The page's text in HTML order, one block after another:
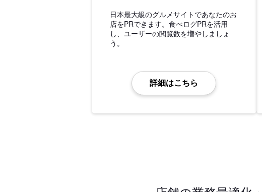
日本最大級のグルメサイトであなたのお
店をPRできます。食べログPRを活用
し、ユーザーの閲覧数を増やしましょ
う。
詳細はこちら